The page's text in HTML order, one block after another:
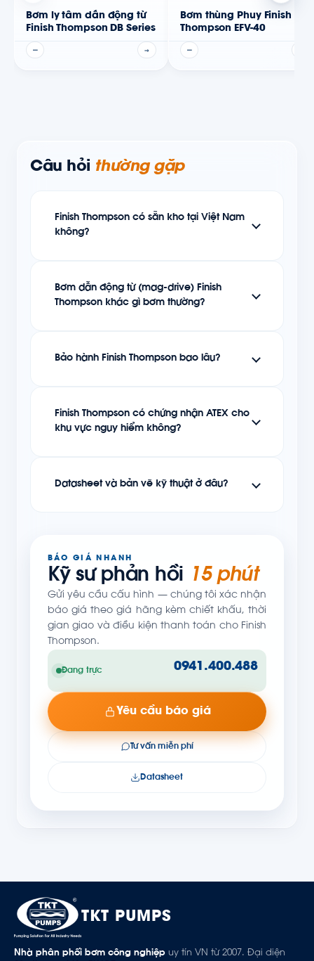
Bơm ly tâm dẫn động từ
Finish Thompson DB Series
— →
Bơm thùng Phuy Finish
Thompson EFV-40
—
Câu hỏi thường gặp
Finish Thompson có sẵn kho tại Việt Nam
không?
Bơm dẫn động từ (mag-drive) Finish
Thompson khác gì bơm thường?
Bảo hành Finish Thompson bao lâu?
Finish Thompson có chứng nhận ATEX cho
khu vực nguy hiểm không?
Datasheet và bản vẽ kỹ thuật ở đâu?
BÁO GIÁ NHANH
Kỹ sư phản hồi 15 phút
Gửi yêu cầu cấu hình — chúng tôi xác nhận
báo giá theo giá hãng kèm chiết khấu, thời
gian giao và điều kiện thanh toán cho Finish
Thompson.
Đang trực 0941.400.488
Yêu cầu báo giá
Tư vấn miễn phí
Datasheet
TKT PUMPS
Nhà phân phối bơm công nghiệp uy tín VN từ 2007. Đại diện